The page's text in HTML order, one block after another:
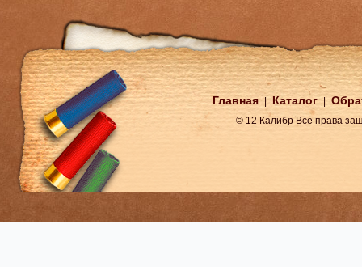
Главная Каталог
© 12 Калибр Все права